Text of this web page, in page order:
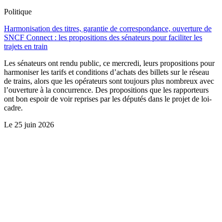
Politique
Harmonisation des titres, garantie de correspondance, ouverture de
SNCF Connect : les propositions des sénateurs pour faciliter les
trajets en train
Les sénateurs ont rendu public, ce mercredi, leurs propositions pour
harmoniser les tarifs et conditions d’achats des billets sur le réseau
de trains, alors que les opérateurs sont toujours plus nombreux avec
l’ouverture à la concurrence. Des propositions que les rapporteurs
ont bon espoir de voir reprises par les députés dans le projet de loi-
cadre.
Le 25 juin 2026